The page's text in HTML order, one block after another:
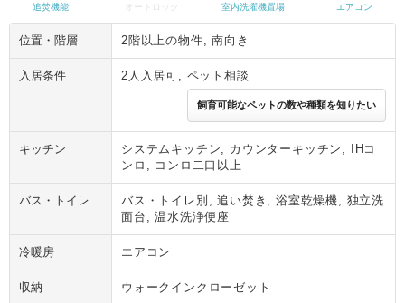
追焚機能 オートロック 室内洗濯機置場 エアコン
位置・階層 2階以上の物件, 南向き
入居条件 2人入居可, ペット相談
飼育可能なペットの数や種類を知りたい
キッチン
システムキッチン, カウンターキッチン, IHコ
ンロ, コンロ二口以上
バス・トイレ
バス・トイレ別, 追い焚き, 浴室乾燥機, 独立洗
面台, 温水洗浄便座
冷暖房 エアコン
収納 ウォークインクローゼット